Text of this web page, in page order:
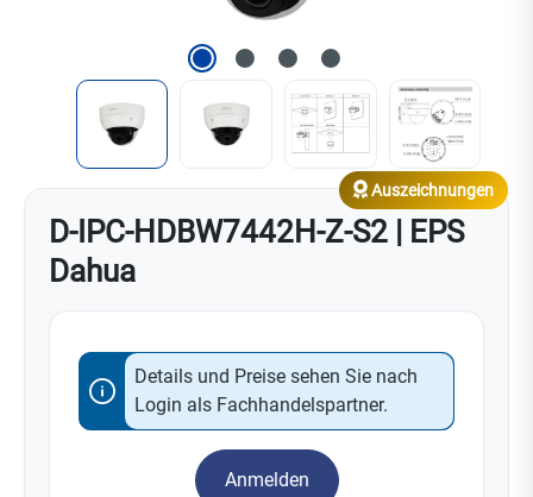
D-IPC-HDBW7442H-Z-S2 | EPS
Dahua
Auszeichnungen
Details und Preise sehen Sie nach
Login als Fachhandelspartner.
Anmelden